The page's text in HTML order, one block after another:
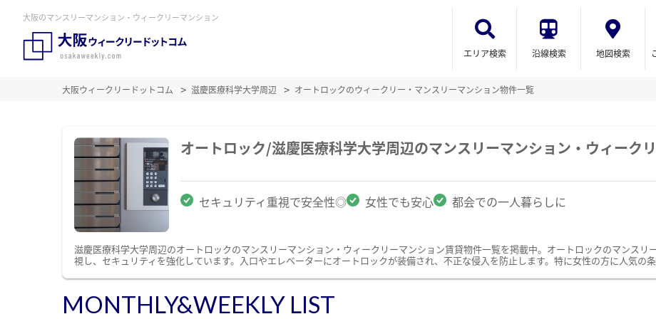
大阪のマンスリーマンション・ウィークリーマンション
エリア検索 沿線検索 地図検索
大阪ウィークリードットコム 滋慶医療科学大学周辺 オートロックのウィークリー・マンスリーマンション物件一覧
オートロック/滋慶医療科学大学周辺のマンスリーマンション・ウィーク
セキュリティ重視で安全性◎ 女性でも安心 都会での一人暮らしに
滋慶医療科学大学周辺のオートロックのマンスリーマンション・ウィークリーマンション賃貸物件一覧を掲載中。オートロックのマンス
視し、セキュリティを強化しています。入口やエレベーターにオートロックが装備され、不正な侵入を防止します。特に女性の方に人気の条
MONTHLY&WEEKLY LIST